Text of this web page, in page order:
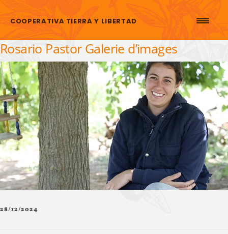
COOPERATIVA TIERRA Y LIBERTAD
Rosario Pastor Galerie d’images
28/12/2024